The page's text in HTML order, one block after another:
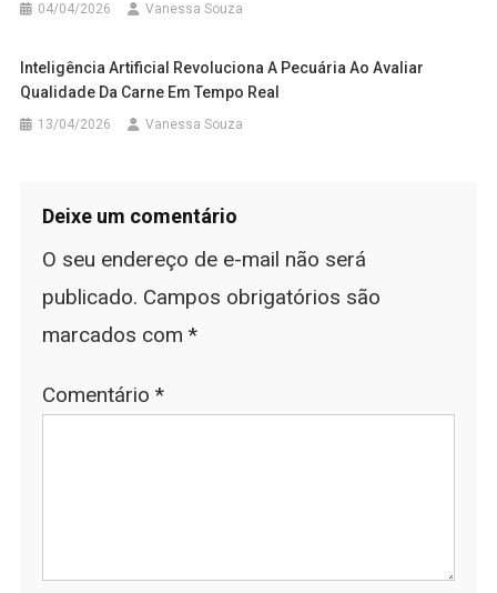
04/04/2026 Vanessa Souza
Inteligência Artificial Revoluciona A Pecuária Ao Avaliar
Qualidade Da Carne Em Tempo Real
13/04/2026 Vanessa Souza
Deixe um comentário
O seu endereço de e-mail não será
publicado. Campos obrigatórios são
marcados com *
Comentário *